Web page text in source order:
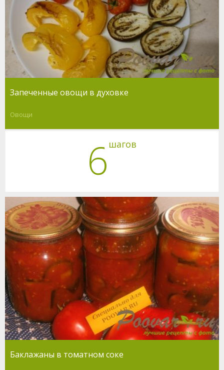
Запеченные овощи в духовке
Овощи
6 шагов
Баклажаны в томатном соке